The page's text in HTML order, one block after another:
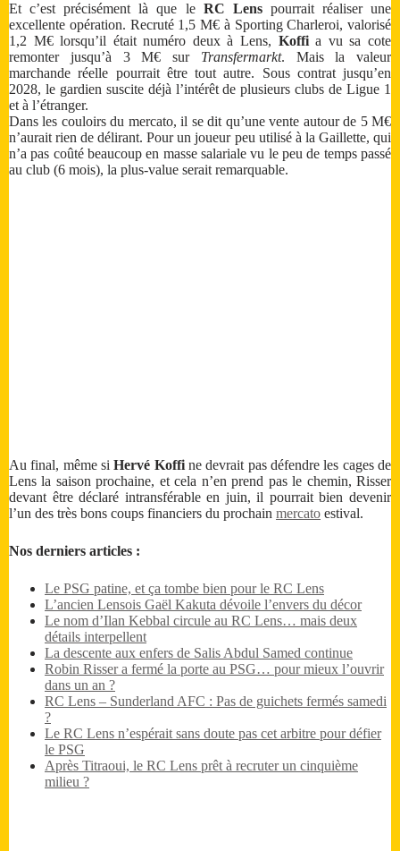
Et c’est précisément là que le RC Lenspourrait réaliser une
excellente opération. Recruté 1,5 M€ à Sporting Charleroi, valorisé
1,2 M€ lorsqu’il était numéro deux à Lens, Koffia vu sa cote
remonter jusqu’à 3 M€ sur Transfermarkt. Mais la valeur
marchande réelle pourrait être tout autre. Sous contrat jusqu’en
2028, le gardien suscite déjà l’intérêt de plusieurs clubs de Ligue 1
et à l’étranger.
Dans les couloirs du mercato, il se dit qu’une vente autour de 5 M€
n’aurait rien de délirant. Pour un joueur peu utilisé à la Gaillette, qui
n’a pas coûté beaucoup en masse salariale vu le peu de temps passé
au club (6 mois), la plus-value serait remarquable.
Au final, même siHervé Koffine devrait pas défendre les cages de
Lens la saison prochaine, et cela n’en prend pas le chemin, Risser
devant être déclaré intransférable en juin, il pourrait bien devenir
l’un des très bons coups financiers du prochain mercato estival.
Nos derniers articles :
Le PSG patine, et ça tombe bien pour le RC Lens
L’ancien Lensois Gaël Kakuta dévoile l’envers du décor
Le nom d’Ilan Kebbal circule au RC Lens… mais deux
détails interpellent
La descente aux enfers de Salis Abdul Samed continue
Robin Risser a fermé la porte au PSG… pour mieux l’ouvrir
dans un an ?
RC Lens – Sunderland AFC : Pas de guichets fermés samedi
?
Le RC Lens n’espérait sans doute pas cet arbitre pour défier
le PSG
Après Titraoui, le RC Lens prêt à recruter un cinquième
milieu ?